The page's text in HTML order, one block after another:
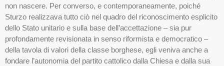
non nascere. Per converso, e contemporaneamente, poiché
Sturzo realizzava tutto ciò nel quadro del riconoscimento esplicito
dello Stato unitario e sulla base dell’accettazione – sia pur
profondamente revisionata in senso riformista e democratico –
della tavola di valori della classe borghese, egli veniva anche a
fondare l’autonomia del partito cattolico dalla Chiesa e dalla sua